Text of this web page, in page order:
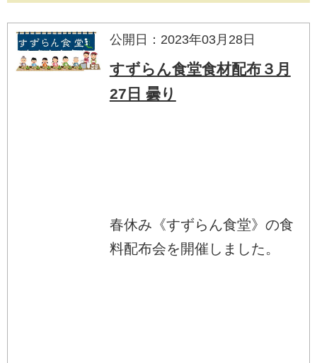
公開日：2023年03月28日
すずらん食堂食材配布３月
27日 曇り
春休み《すずらん食堂》の食
料配布会を開催しました。